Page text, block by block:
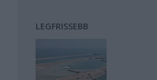
LEGFRISSEBB